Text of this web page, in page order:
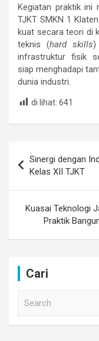
Kegiatan praktik ini
TJKT SMKN 1
kuat secara teori di
teknis (hard skills)
infrastruktur fisik
siap menghadapi
dunia industri.
di lihat: 641
navigation
Sinergi dengan
Kelas XII TJKT
Kuasai Teknologi
Praktik
Cari